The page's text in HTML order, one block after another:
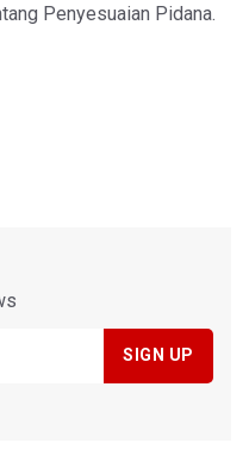
Penyesuaian Pidana.